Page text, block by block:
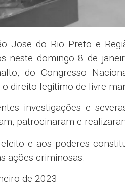
Jose do Rio Preto e
neste domingo 8 de
do Congresso
direito legitimo de livre
investigações e
patrocinaram e
e aos poderes
ações criminosas.
de 2023